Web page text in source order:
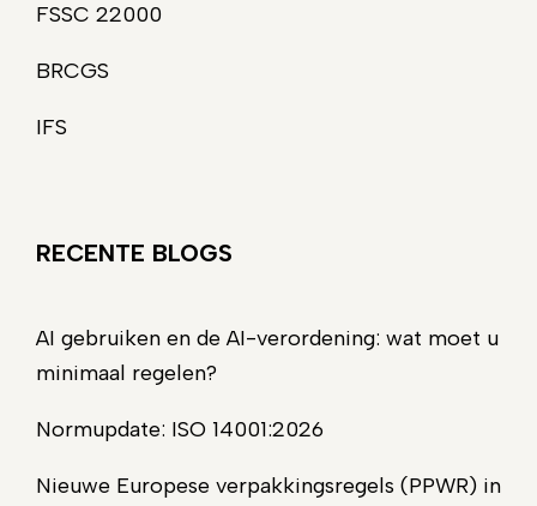
FSSC 22000
BRCGS
IFS
RECENTE BLOGS
AI gebruiken en de AI-verordening: wat moet u
minimaal regelen?
Normupdate: ISO 14001:2026
Nieuwe Europese verpakkingsregels (PPWR) in